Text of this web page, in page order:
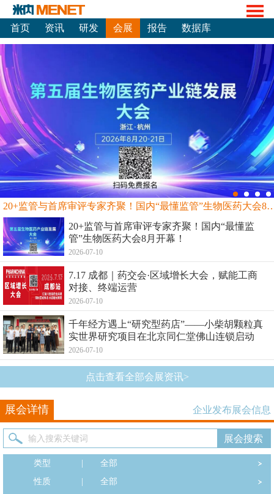
首页 资讯 研发 会展 报告 数据库
20+监管与首席审评专家齐聚！国内“最
20+监管与首席审评专家齐聚！国内“最懂监
管”生物医药大会8月开幕！
2026-07-10
7.17 成都｜药交会·区域增长大会，赋能工商
对接、终端运营
2026-07-10
千年经方遇上“研究型药店”——小柴胡颗粒真
实世界研究项目在北京同仁堂佛山连锁启动
2026-07-10
点击查看全部会展资讯>
展会详情 企业发布展会信息
类型
全部
性质
全部